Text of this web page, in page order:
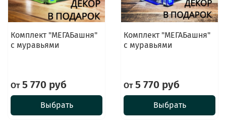
Комплект "МЕГАБашня"
с муравьями
От5 770 руб
Выбрать
Комплект "МЕГАБашня"
с муравьями
От5 770 руб
Выбрать